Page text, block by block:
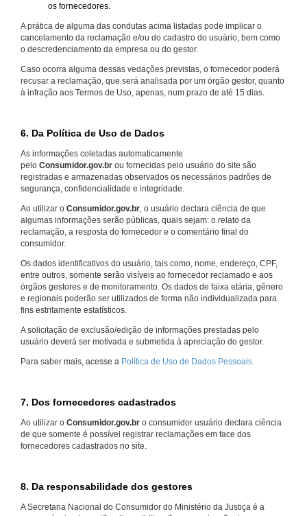
os fornecedores.
A prática de alguma das condutas acima listadas pode implicar o
cancelamento da reclamação e/ou do cadastro do usuário, bem como
o descredenciamento da empresa ou do gestor.
Caso ocorra alguma dessas vedações previstas, o fornecedor poderá
recusar a reclamação, que será analisada por um órgão gestor, quanto
à infração aos Termos de Uso, apenas, num prazo de até 15 dias.
6. Da Política de Uso de Dados
As informações coletadas automaticamente
pelo Consumidor.gov.br ou fornecidas pelo usuário do site são
registradas e armazenadas observados os necessários padrões de
segurança, confidencialidade e integridade.
Ao utilizar o Consumidor.gov.br , o usuário declara ciência de que
algumas informações serão públicas, quais sejam: o relato da
reclamação, a resposta do fornecedor e o comentário final do
consumidor.
Os dados identificativos do usuário, tais como, nome, endereço, CPF,
entre outros, somente serão visíveis ao fornecedor reclamado e aos
órgãos gestores e de monitoramento. Os dados de faixa etária, gênero
e regionais poderão ser utilizados de forma não individualizada para
fins estritamente estatísticos.
A solicitação de exclusão/edição de informações prestadas pelo
usuário deverá ser motivada e submetida à apreciação do gestor.
Para saber mais, acesse a Política de Uso de Dados Pessoais.
7. Dos fornecedores cadastrados
Ao utilizar o Consumidor.gov.br o consumidor usuário declara ciência
de que somente é possível registrar reclamações em face dos
fornecedores cadastrados no site.
8. Da responsabilidade dos gestores
A Secretaria Nacional do Consumidor do Ministério da Justiça é a